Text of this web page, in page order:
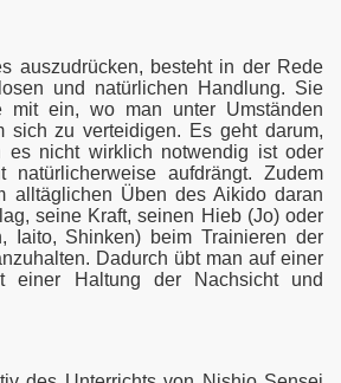
auszudrücken, besteht in der Rede
und natürlichen Handlung. Sie
mit ein, wo man unter Umständen
sich zu verteidigen. Es geht darum,
es nicht wirklich notwendig ist oder
aufdrängt. Zudem
alltäglichen Üben des Aikido daran
seine Kraft, seinen Hieb (Jo) oder
Iaito, Shinken) beim Trainieren der
Dadurch übt man auf einer
einer Haltung der Nachsicht und